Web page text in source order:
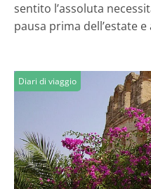
sentito l’assoluta
pausa prima dell’estate e
Diari di viaggio